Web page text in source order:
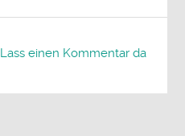
Lass einen Kommentar da